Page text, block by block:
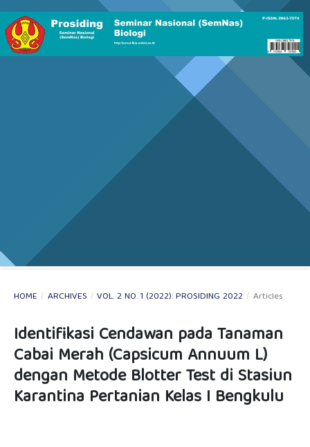
HOME / ARCHIVES / VOL. 2 NO. 1 (2022): PROSIDING 2022 / Articles
Identifikasi Cendawan pada Tanaman
Cabai Merah (Capsicum Annuum L)
dengan Metode Blotter Test di Stasiun
Karantina Pertanian Kelas I Bengkulu